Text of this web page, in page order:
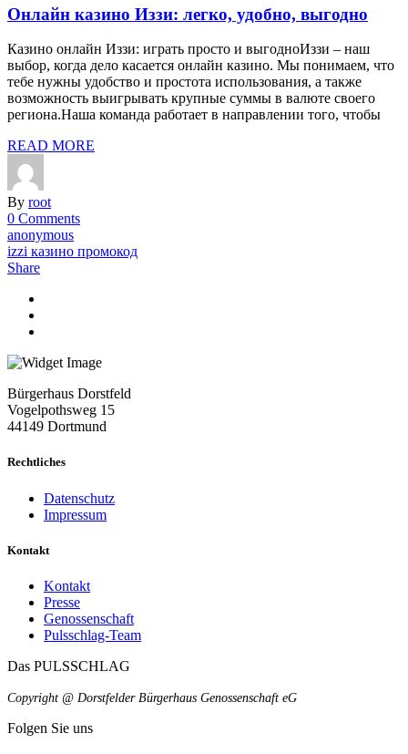
Онлайн казино Иззи: легко, удобно, выгодно
Казино онлайн Иззи: играть просто и выгодноИззи – наш
выбор, когда дело касается онлайн казино. Мы понимаем, что
тебе нужны удобство и простота использования, а также
возможность выигрывать крупные суммы в валюте своего
региона.Наша команда работает в направлении того, чтобы
READ MORE
By root
0 Comments
anonymous
izzi казино промокод
Share
Bürgerhaus Dorstfeld
Vogelpothsweg 15
44149 Dortmund
Rechtliches
Datenschutz
Impressum
Kontakt
Kontakt
Presse
Genossenschaft
Pulsschlag-Team
Das PULSSCHLAG
Copyright @ Dorstfelder Bürgerhaus Genossenschaft eG
Folgen Sie uns